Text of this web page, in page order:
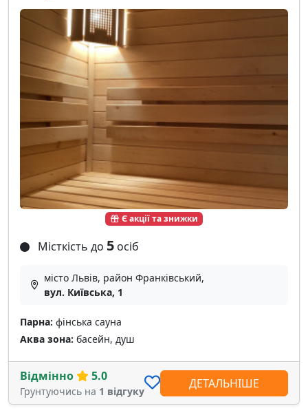
Є акції та знижки
Місткість до 5 осіб
місто Львів, район Франківський,
вул. Київська, 1
Парна: фінська сауна
Аква зона: басейн, душ
Відмінно 5.0
Грунтуючись на 1 відгуку
ДЕТАЛЬНІШЕ